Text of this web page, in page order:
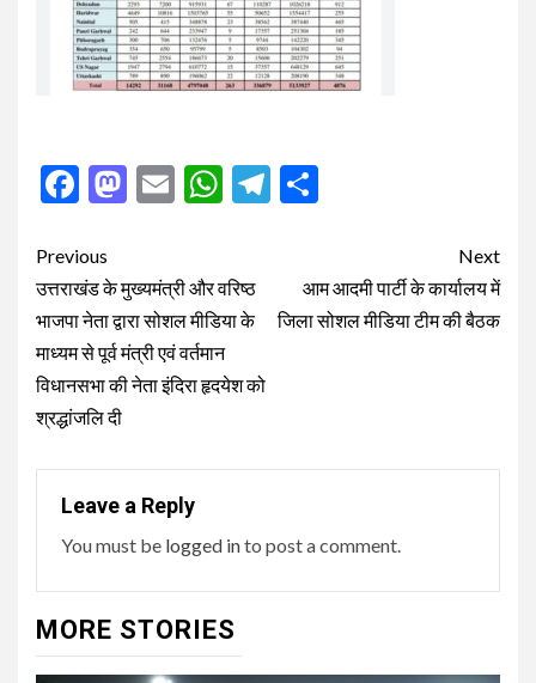
Facebook
Mastodon
EmailWhatsApp
Telegram
Post
navigation
Previous
उत्तराखंड के मुख्यमंत्री और वरिष्ठ
भाजपा नेता द्वारा सोशल मीडिया के
माध्यम से पूर्व मंत्री एवं वर्तमान
विधानसभा की नेता इंदिरा हृदयेश को
श्रद्धांजलि दी
Next
आम आदमी पार्टी के कार्यालय में
जिला सोशल मीडिया टीम की बैठक
Leave a Reply
You must be logged into post a comment.
MORE STORIES